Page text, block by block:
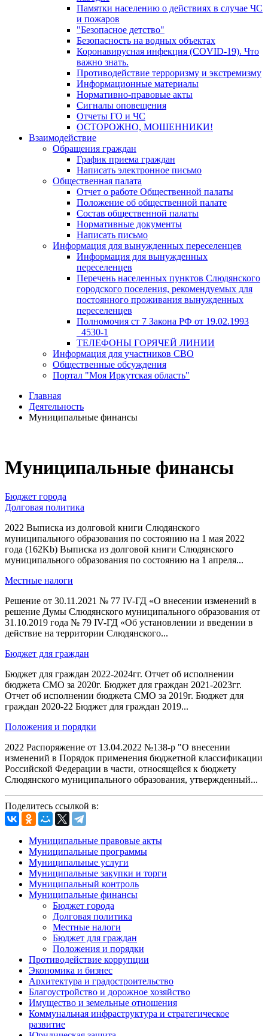
Памятки населению о действиях в случае ЧС
и пожаров
"Безопасное детство"
Безопасность на водных объектах
Коронавирусная инфекция (COVID-19). Что
важно знать.
Противодействие терроризму и экстремизму
Информационные материалы
Нормативно-правовые акты
Сигналы оповещения
Отчеты ГО и ЧС
ОСТОРОЖНО, МОШЕННИКИ!
Взаимодействие
Обращения граждан
График приема граждан
Написать электронное письмо
Общественная палата
Отчет о работе Общественной палаты
Положение об общественной палате
Состав общественной палаты
Нормативные документы
Написать письмо
Информация для вынужденных переселенцев
Информация для вынужденных
переселенцев
Перечень населенных пунктов Слюдянского
городского поселения, рекомендуемых для
постоянного проживания вынужденных
переселенцев
Полномочия ст 7 Закона РФ от 19.02.1993
_4530-1
ТЕЛЕФОНЫ ГОРЯЧЕЙ ЛИНИИ
Информация для участников СВО
Общественные обсуждения
Портал "Моя Иркутская область"
Главная
Деятельность
Муниципальные финансы
Муниципальные финансы
Бюджет города
Долговая политика
2022 Выписка из долговой книги Слюдянского
муниципального образования по состоянию на 1 мая 2022
года (162Kb) Выписка из долговой книги Слюдянского
муниципального образования по состоянию на 1 апреля...
Местные налоги
Решение от 30.11.2021 № 77 IV-ГД «О внесении изменений в
решение Думы Слюдянского муниципального образования от
31.10.2019 года № 79 IV-ГД «Об установлении и введении в
действие на территории Слюдянского...
Бюджет для граждан
Бюджет для граждан 2022-2024гг. Отчет об исполнении
бюджета СМО за 2020г. Бюджет для граждан 2021-2023гг.
Отчет об исполнении бюджета СМО за 2019г. Бюджет для
граждан 2020-22 Бюджет для граждан 2019...
Положения и порядки
2022 Распоряжение от 13.04.2022 №138-р "О внесении
изменений в Порядок применения бюджетной классификации
Российской Федерации в части, относящейся к бюджету
Слюдянского муниципального образования, утвержденный...
Поделитесь ссылкой в:
Муниципальные правовые акты
Муниципальные программы
Муниципальные услуги
Муниципальные закупки и торги
Муниципальный контроль
Муниципальные финансы
Бюджет города
Долговая политика
Местные налоги
Бюджет для граждан
Положения и порядки
Противодействие коррупции
Экономика и бизнес
Архитектура и градостроительство
Благоустройство и дорожное хозяйство
Имущество и земельные отношения
Коммунальная инфраструктура и стратегическое
развитие